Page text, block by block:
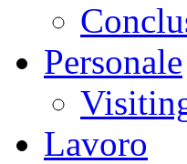
Personale
Lavoro